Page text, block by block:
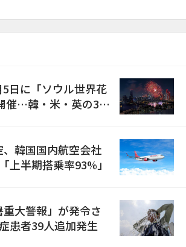
日に「ソウル世界花
催…韓・米・英の3カ
韓国国内航空会社
上半期搭乗率93%」
大警報」が発令さ
患者39人追加発生